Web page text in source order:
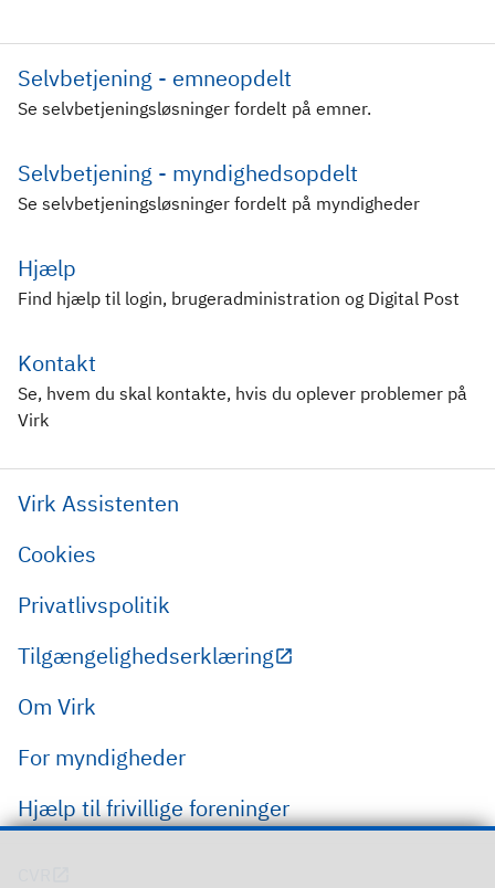
Selvbetjening - emneopdelt
Se selvbetjeningsløsninger fordelt på emner.
Selvbetjening - myndighedsopdelt
Se selvbetjeningsløsninger fordelt på myndigheder
Hjælp
Find hjælp til login, brugeradministration og Digital Post
Kontakt
Se, hvem du skal kontakte, hvis du oplever problemer på
Virk
Virk Assistenten
Cookies
Privatlivspolitik
Tilgængelighedserklæring
Om Virk
For myndigheder
Hjælp til frivillige foreninger